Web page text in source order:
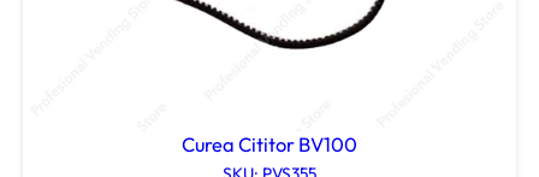
Curea Cititor BV100